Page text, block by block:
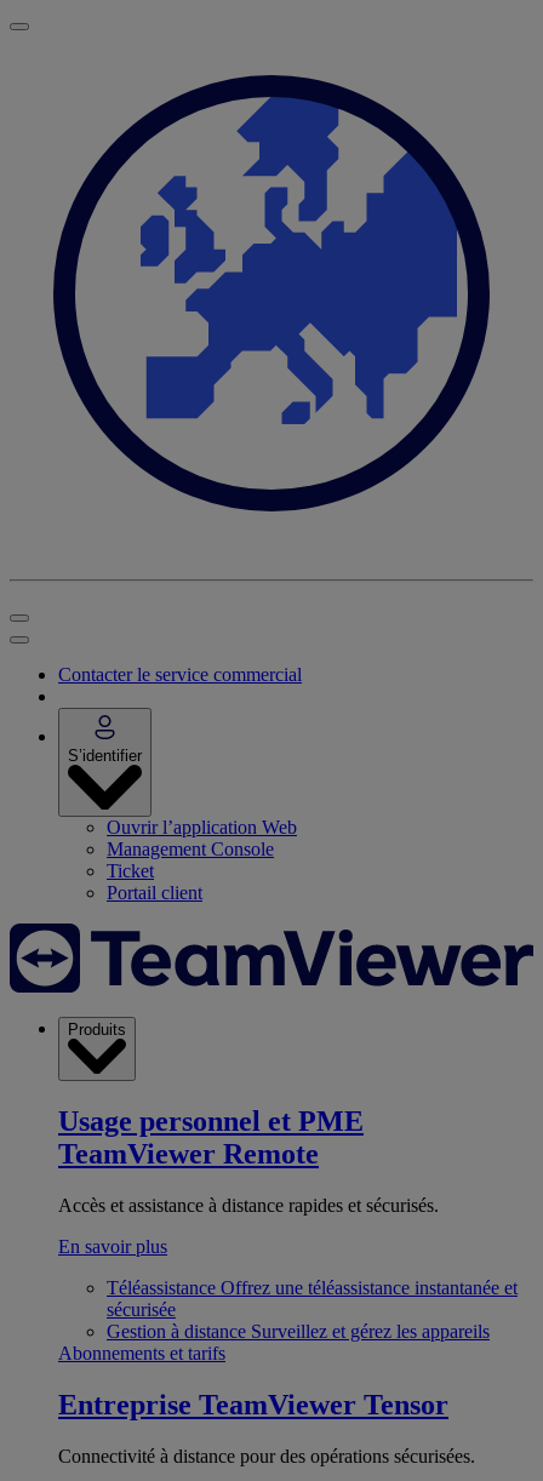
Contacter le service commercial
S’identifier
Ouvrir l’application Web
Management Console
Ticket
Portail client
Produits
Usage personnel et PME
TeamViewer Remote
Accès et assistance à distance rapides et sécurisés.
En savoir plus
Téléassistance Offrez une téléassistance instantanée et
sécurisée
Gestion à distance Surveillez et gérez les appareils
Abonnements et tarifs
Entreprise TeamViewer Tensor
Connectivité à distance pour des opérations sécurisées.